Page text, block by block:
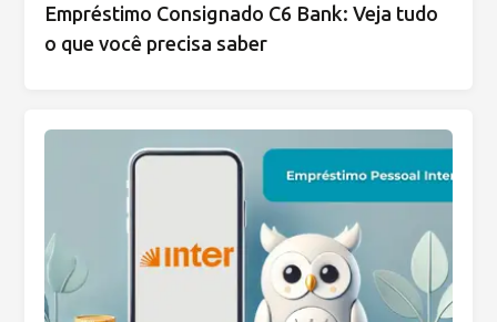
Empréstimo Consignado C6 Bank: Veja tudo
o que você precisa saber